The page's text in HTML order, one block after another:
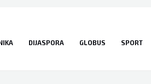
DIJASPORA GLOBUS SPORT